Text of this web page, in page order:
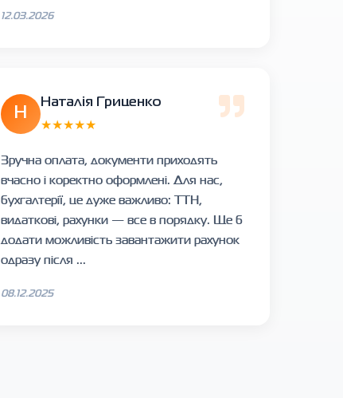
12.03.2026
Н
Наталія Гриценко
★★★★★
Зручна оплата, документи приходять
вчасно і коректно оформлені. Для нас,
бухгалтерії, це дуже важливо: ТТН,
видаткові, рахунки — все в порядку. Ще б
додати можливість завантажити рахунок
одразу після ...
08.12.2025